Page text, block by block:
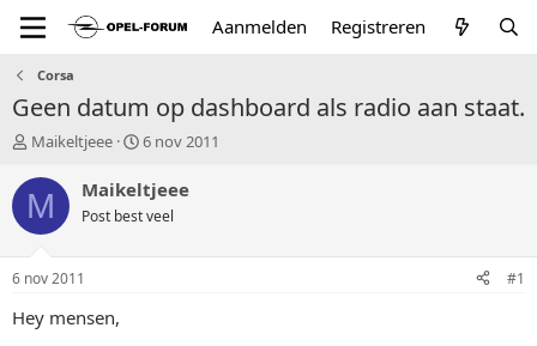
Aanmelden Registreren
Corsa
Geen datum op dashboard als radio aan staat.
T
p
i
a
r
t
Maikeltjeee
S
a
t
6 nov 2011
M Maikeltjeee
Post best veel
6 nov 2011 #1
Hey mensen,